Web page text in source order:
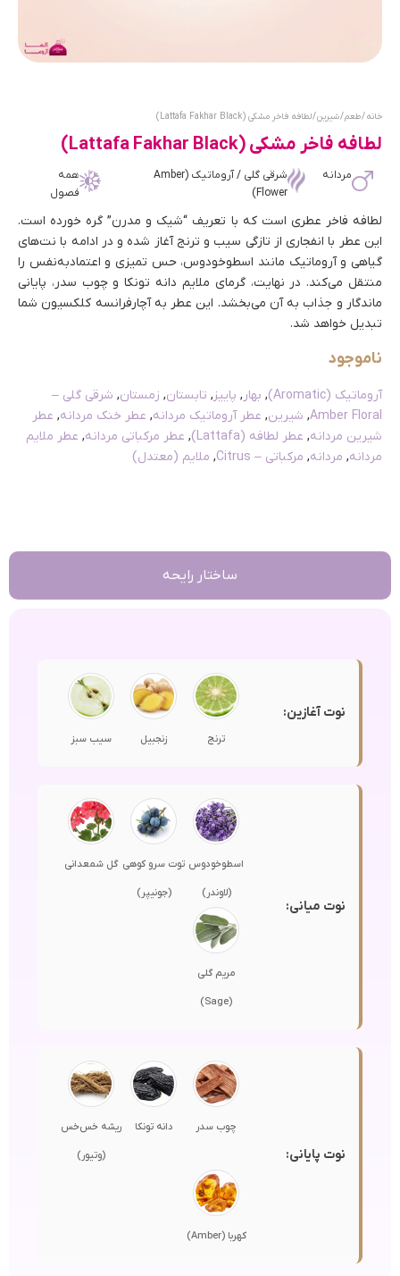
خانه/طعم/شیرین/ لطافه فاخر مشکی (Lattafa Fakhar Black)
لطافه فاخر مشکی (Lattafa Fakhar Black)
مردانه
شرقی گلی / آروماتیک (Amber
Flower)
همه
فصول
لطافه فاخر عطری است که با تعریف “شیک و مدرن” گره خورده است.
این عطر با انفجاری از تازگی سیب و ترنج آغاز شده و در ادامه با نت‌های
گیاهی و آروماتیک مانند اسطوخودوس، حس تمیزی و اعتمادبه‌نفس را
منتقل می‌کند. در نهایت، گرمای ملایم دانه تونکا و چوب سدر، پایانی
ماندگار و جذاب به آن می‌بخشد. این عطر به آچارفرانسه کلکسیون شما
تبدیل خواهد شد.
ناموجود
آروماتیک (Aromatic) , بهار , پاییز, تابستان, زمستان, شرقی گلی –
Amber Floral
, شیرین, عطر آروماتیک مردانه, عطر خنک مردانه, عطر
شیرین مردانه, عطر لطافه (Lattafa) , عطر مرکباتی مردانه, عطر ملایم
مردانه, مردانه, مرکباتی – Citrus , ملایم (معتدل)
ساختار رایحه
نوت آغازین:
ترنج زنجبیل سیب سبز
نوت میانی:
اسطوخودوس
(لاوندر)
توت سرو کوهی
(جونیپر)
گل شمعدانی
مریم گلی
(Sage)
نوت پایانی:
چوب سدر دانه تونکا ریشه خس‌خس
(وتیور)
کهربا (Amber)